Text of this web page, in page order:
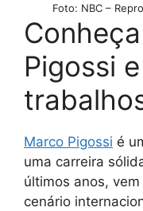
Foto: NBC –
Pigossi
Marco Pigossi é
uma carreira
últimos anos,
cenário